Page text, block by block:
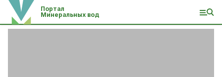
Портал
Минеральных вод